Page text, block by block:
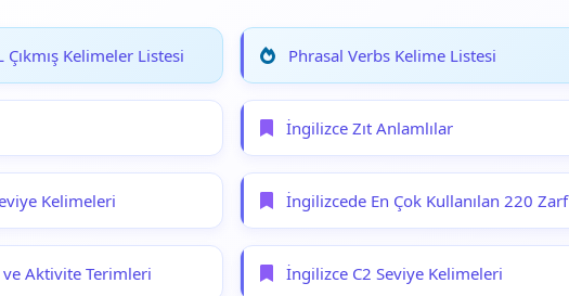
Çıkmış Kelimeler Listesi Phrasal Verbs Kelime Listesi
İngilizce Zıt Anlamlılar
Kelimeleri İngilizcede En Çok Kullanılan 220 Zarf
Aktivite Terimleri İngilizce C2 Seviye Kelimeleri